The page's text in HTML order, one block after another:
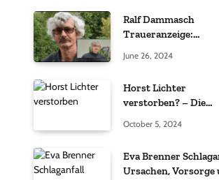
Ralf Dammasch
Traueranzeige:
Informationen
June 26, 2024
Horst Lichter
verstorben? – Die
Gerüchten
October 5, 2024
Eva Brenner
Ursachen, Vorsorge